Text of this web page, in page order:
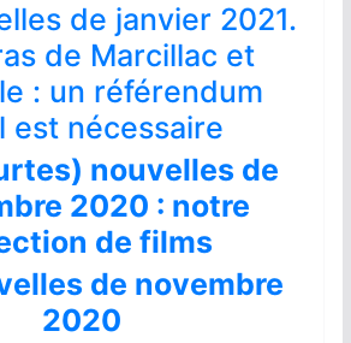
de janvier 2021.
de Marcillac et
: un référendum
est nécessaire
nouvelles de
2020 : notre
de films
de novembre
2020